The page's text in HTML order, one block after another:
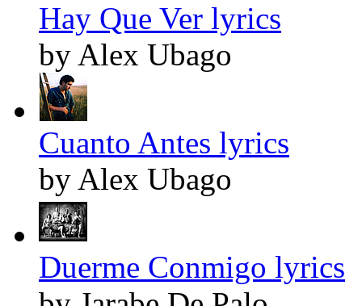
Hay Que Ver lyrics
by Alex Ubago
Cuanto Antes lyrics
by Alex Ubago
Duerme Conmigo lyrics